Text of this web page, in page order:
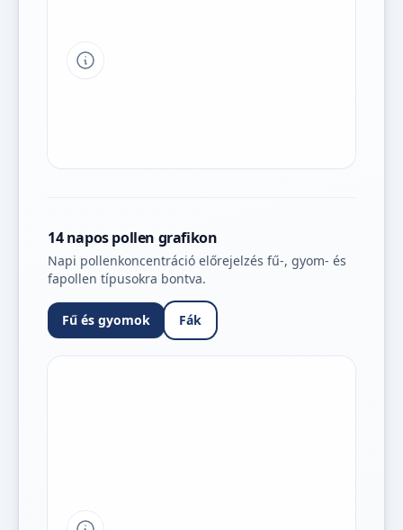
Tipp a grafikon jelmagyarázatához
14 napos pollen grafikon
Napi pollenkoncentráció előrejelzés fű-, gyom- és
fapollen típusokra bontva.
Fű és gyomok Fák